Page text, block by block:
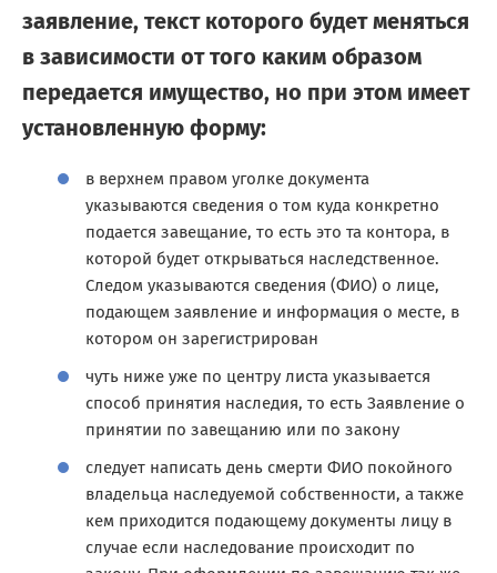
заявление, текст которого будет меняться
в зависимости от того каким образом
передается имущество, но при этом имеет
установленную форму:
в верхнем правом уголке документа
указываются сведения о том куда конкретно
подается завещание, то есть это та контора, в
которой будет открываться наследственное.
Следом указываются сведения (ФИО) о лице,
подающем заявление и информация о месте, в
котором он зарегистрирован
чуть ниже уже по центру листа указывается
способ принятия наследия, то есть Заявление о
принятии по завещанию или по закону
следует написать день смерти ФИО покойного
владельца наследуемой собственности, а также
кем приходится подающему документы лицу в
случае если наследование происходит по